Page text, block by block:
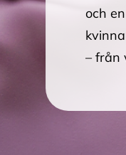
och
– från